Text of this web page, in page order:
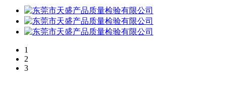
1
2
3